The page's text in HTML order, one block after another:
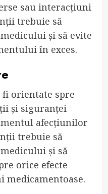
sau interacțiuni
trebuie să
și să evite
în exces.
orientate spre
și siguranței
afecțiunilor
trebuie să
și să
orice efecte
medicamentoase.